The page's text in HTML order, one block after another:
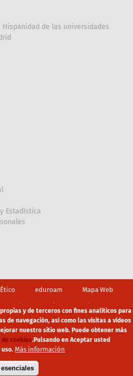
Hispanidad de las universidades
Estadística
eduroam Mapa Web
Política de cookies Aviso legal
y de terceros con fines analíticos para
de navegación, así como las visitas a vídeos
nuestro sitio web. Puede obtener más
de cookies.Pulsando en Aceptar usted
uso. Más información